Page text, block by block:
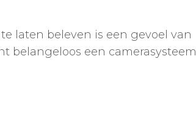
laten beleven is een gevoel van
belangeloos een camerasysteem